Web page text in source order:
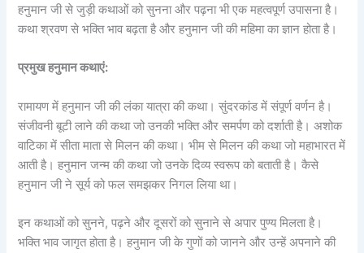
हनुमान जी से जुड़ी कथाओं को सुनना और पढ़ना भी एक महत्वपूर्ण उपासना है।
कथा श्रवण से भक्ति भाव बढ़ता है और हनुमान जी की महिमा का ज्ञान होता है।
प्रमुख हनुमान कथाएं:
रामायण में हनुमान जी की लंका यात्रा की कथा। सुंदरकांड में संपूर्ण वर्णन है।
संजीवनी बूटी लाने की कथा जो उनकी भक्ति और समर्पण को दर्शाती है। अशोक
वाटिका में सीता माता से मिलन की कथा। भीम से मिलन की कथा जो महाभारत में
आती है। हनुमान जन्म की कथा जो उनके दिव्य स्वरूप को बताती है। कैसे
हनुमान जी ने सूर्य को फल समझकर निगल लिया था।
इन कथाओं को सुनने, पढ़ने और दूसरों को सुनाने से अपार पुण्य मिलता है।
भक्ति भाव जागृत होता है। हनुमान जी के गुणों को जानने और उन्हें अपनाने की